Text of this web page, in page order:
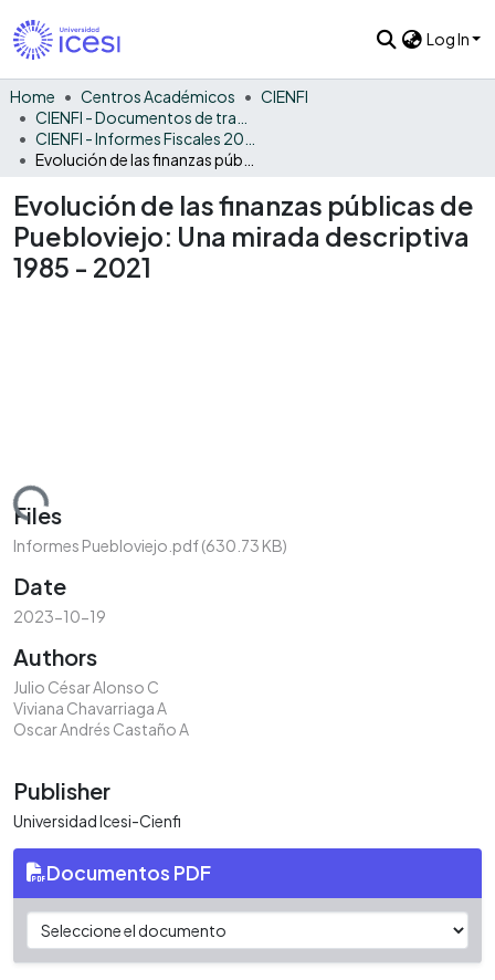
Log In
Home Centros Académicos
CIENFI
Evolución de las finanzas públicas de
Puebloviejo: Una mirada descriptiva
1985 - 2021
Files
Informes Puebloviejo.pdf(630.73 KB)
Date
2023-10-19
Authors
Julio César Alonso C
Viviana Chavarriaga A
Oscar Andrés Castaño A
Publisher
Universidad Icesi-Cienfi
Documentos PDF